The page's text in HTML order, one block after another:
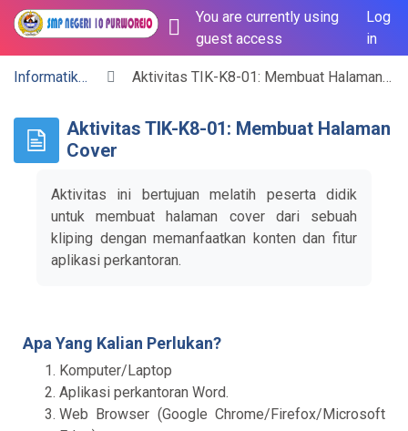
SIDE PANEL
You are currently using
guest access
Log
in
Informatika 8 Aktivitas TIK-K8-01: Membuat Halaman Cover
Aktivitas TIK-K8-01: Membuat Halaman
Cover
Aktivitas ini bertujuan melatih peserta didik
untuk membuat halaman cover dari sebuah
kliping dengan memanfaatkan konten dan fitur
aplikasi perkantoran.
Apa Yang Kalian Perlukan?
Komputer/Laptop
Aplikasi perkantoran Word.
Web Browser (Google Chrome/Firefox/Microsoft